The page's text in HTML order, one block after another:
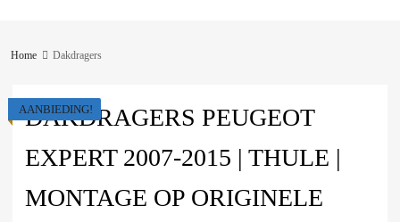
Home Dakdragers
DAKDRAGERS PEUGEOT
EXPERT 2007-2015 | THULE |
MONTAGE OP ORIGINELE
AANBIEDING!